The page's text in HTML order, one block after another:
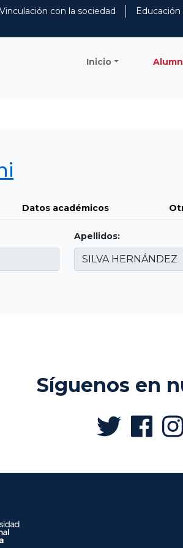
Vinculación con la sociedad
Inicio
Datos académicos
Apellidos:
Síguenos en